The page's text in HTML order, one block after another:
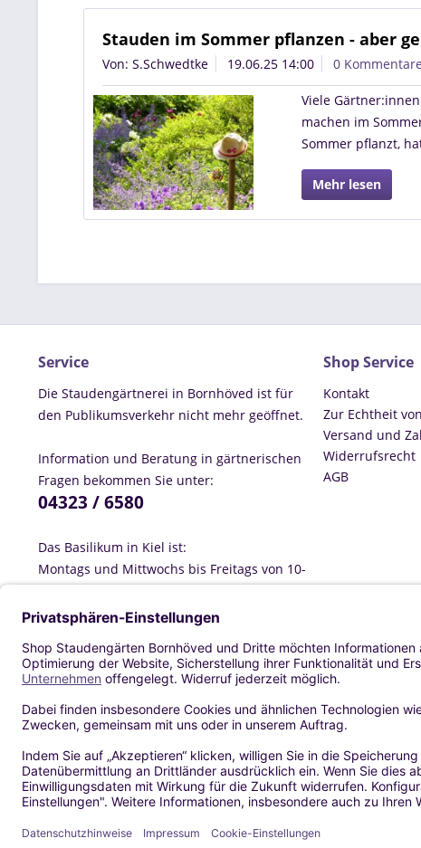
Stauden im Sommer pflanzen - aber
Von: S.Schwedtke 19.06.25 14:00 0 Kommentare
Viele
machen im
Sommer pflanzt,
Mehr lesen
Service
Die Staudengärtnerei in Bornhöved ist für
den Publikumsverkehr nicht mehr geöffnet.
Information und Beratung in gärtnerischen
Fragen bekommen Sie unter:
04323 / 6580
Das Basilikum in Kiel ist:
Montags und Mittwochs bis Freitags von 10-
18:00 Uhr geöffnet, Dienstags ist geschlossen
und Samstags von 10-16 Uhr geöffnet.
Basilikum:0431 / 551035
Shop Service
Kontakt
Zur Echtheit
Versand und
Widerrufsrecht
AGB